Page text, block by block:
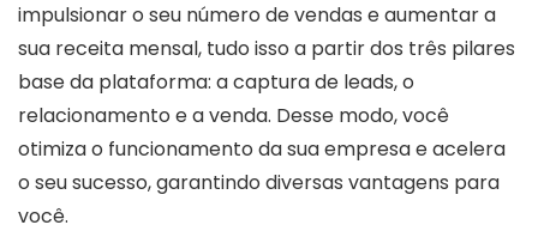
impulsionar o seu número de vendas e aumentar a
sua receita mensal, tudo isso a partir dos três pilares
base da plataforma: a captura de leads, o
relacionamento e a venda. Desse modo, você
otimiza o funcionamento da sua empresa e acelera
o seu sucesso, garantindo diversas vantagens para
você.